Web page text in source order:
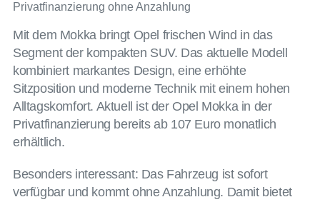
Mit dem Mokka bringt Opel frischen Wind in das
Segment der kompakten SUV. Das aktuelle Modell
kombiniert markantes Design, eine erhöhte
Sitzposition und moderne Technik mit einem hohen
Alltagskomfort. Aktuell ist der Opel Mokka in der
Privatfinanzierung bereits ab 107 Euro monatlich
erhältlich.
Besonders interessant: Das Fahrzeug ist sofort
verfügbar und kommt ohne Anzahlung. Damit bietet